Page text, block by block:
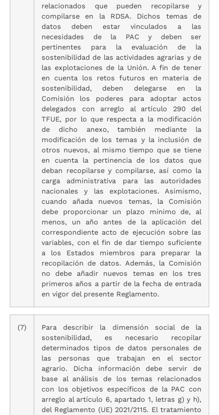
relacionados que pueden recopilarse y
compilarse en la RDSA. Dichos temas de
datos deben estar vinculados a las
necesidades de la PAC y deben ser
pertinentes para la evaluación de la
sostenibilidad de las actividades agrarias y de
las explotaciones de la Unión. A fin de tener
en cuenta los retos futuros en materia de
sostenibilidad, deben delegarse en la
Comisión los poderes para adoptar actos
delegados con arreglo al artículo 290 del
TFUE, por lo que respecta a la modificación
de dicho anexo, también mediante la
modificación de los temas y la inclusión de
otros nuevos, al mismo tiempo que se tiene
en cuenta la pertinencia de los datos que
deban recopilarse y compilarse, así como la
carga administrativa para las autoridades
nacionales y las explotaciones. Asimismo,
cuando añada nuevos temas, la Comisión
debe proporcionar un plazo mínimo de, al
menos, un año antes de la aplicación del
correspondiente acto de ejecución sobre las
variables, con el fin de dar tiempo suficiente
a los Estados miembros para preparar la
recopilación de datos. Además, la Comisión
no debe añadir nuevos temas en los tres
primeros años a partir de la fecha de entrada
en vigor del presente Reglamento.
(7)
Para describir la dimensión social de la
sostenibilidad, es necesario recopilar
determinados tipos de datos personales de
las personas que trabajan en el sector
agrario. Dicha información debe servir de
base al análisis de los temas relacionados
con los objetivos específicos de la PAC con
arreglo al artículo 6, apartado 1, letras g) y h),
del Reglamento (UE) 2021/2115. El tratamiento